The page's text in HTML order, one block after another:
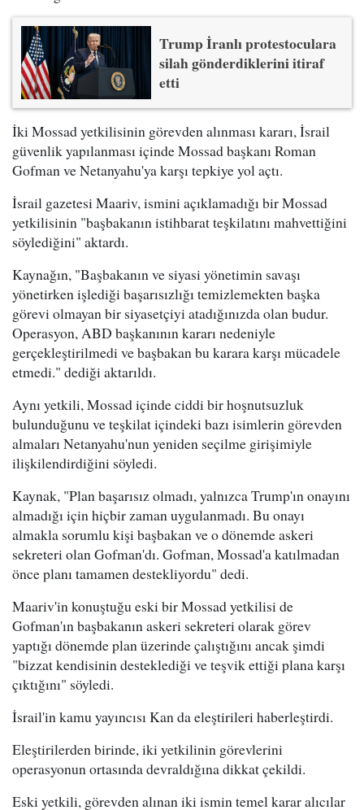
Trump İranlı protestoculara
silah gönderdiklerini itiraf
etti
İki Mossad yetkilisinin görevden alınması kararı, İsrail
güvenlik yapılanması içinde Mossad başkanı Roman
Gofman ve Netanyahu'ya karşı tepkiye yol açtı.
İsrail gazetesi Maariv, ismini açıklamadığı bir Mossad
yetkilisinin "başbakanın istihbarat teşkilatını mahvettiğini
söylediğini" aktardı.
Kaynağın, "Başbakanın ve siyasi yönetimin savaşı
yönetirken işlediği başarısızlığı temizlemekten başka
görevi olmayan bir siyasetçiyi atadığınızda olan budur.
Operasyon, ABD başkanının kararı nedeniyle
gerçekleştirilmedi ve başbakan bu karara karşı mücadele
etmedi." dediği aktarıldı.
Aynı yetkili, Mossad içinde ciddi bir hoşnutsuzluk
bulunduğunu ve teşkilat içindeki bazı isimlerin görevden
almaları Netanyahu'nun yeniden seçilme girişimiyle
ilişkilendirdiğini söyledi.
Kaynak, "Plan başarısız olmadı, yalnızca Trump'ın onayını
almadığı için hiçbir zaman uygulanmadı. Bu onayı
almakla sorumlu kişi başbakan ve o dönemde askeri
sekreteri olan Gofman'dı. Gofman, Mossad'a katılmadan
önce planı tamamen destekliyordu" dedi.
Maariv'in konuştuğu eski bir Mossad yetkilisi de
Gofman'ın başbakanın askeri sekreteri olarak görev
yaptığı dönemde plan üzerinde çalıştığını ancak şimdi
"bizzat kendisinin desteklediği ve teşvik ettiği plana karşı
çıktığını" söyledi.
İsrail'in kamu yayıncısı Kan da eleştirileri haberleştirdi.
Eleştirilerden birinde, iki yetkilinin görevlerini
operasyonun ortasında devraldığına dikkat çekildi.
Eski yetkili, görevden alınan iki ismin temel karar alıcılar